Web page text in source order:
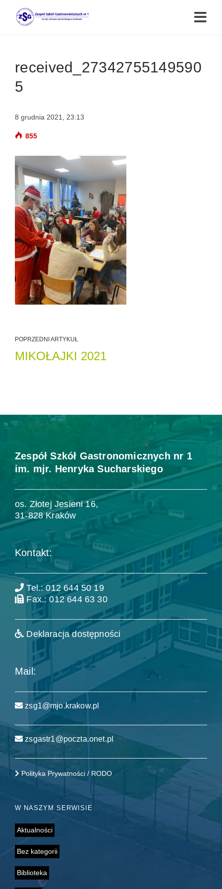
received_27342755149590
5
8 grudnia 2021, 23:13
855
POPRZEDNI ARTYKUŁ
MIKOŁAJKI 2021
Zespół Szkół Gastronomicznych nr 1
im. mjr. Henryka Sucharskiego
os. Złotej Jesieni 16,
31-828 Kraków
Kontakt:
Tel.: 012 644 50 19
Fax.: 012 644 63 30
Deklaracja dostępności
Mail:
zsg1@mjo.krakow.pl
zsgastr1@poczta.onet.pl
Polityka Prywatności / RODO
W NASZYM SERWISIE
Aktualności
Bez kategorii
Biblioteka